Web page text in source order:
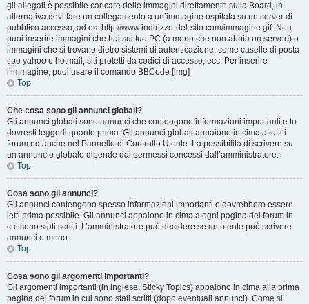
gli allegati è possibile caricare delle immagini direttamente sulla Board, in
alternativa devi fare un collegamento a un’immagine ospitata su un server di
pubblico accesso, ad es. http://www.indirizzo-del-sito.com/immagine.gif. Non
puoi inserire immagini che hai sul tuo PC (a meno che non abbia un server!) o
immagini che si trovano dietro sistemi di autenticazione, come caselle di posta
tipo yahoo o hotmail, siti protetti da codici di accesso, ecc. Per inserire
l’immagine, puoi usare il comando BBCode [img]
Top
Che cosa sono gli annunci globali?
Gli annunci globali sono annunci che contengono informazioni importanti e tu
dovresti leggerli quanto prima. Gli annunci globali appaiono in cima a tutti i
forum ed anche nel Pannello di Controllo Utente. La possibilità di scrivere su
un annuncio globale dipende dai permessi concessi dall’amministratore.
Top
Cosa sono gli annunci?
Gli annunci contengono spesso informazioni importanti e dovrebbero essere
letti prima possibile. Gli annunci appaiono in cima a ogni pagina del forum in
cui sono stati scritti. L’amministratore può decidere se un utente può scrivere
annunci o meno.
Top
Cosa sono gli argomenti importanti?
Gli argomenti importanti (in inglese, Sticky Topics) appaiono in cima alla prima
pagina del forum in cui sono stati scritti (dopo eventuali annunci). Come si